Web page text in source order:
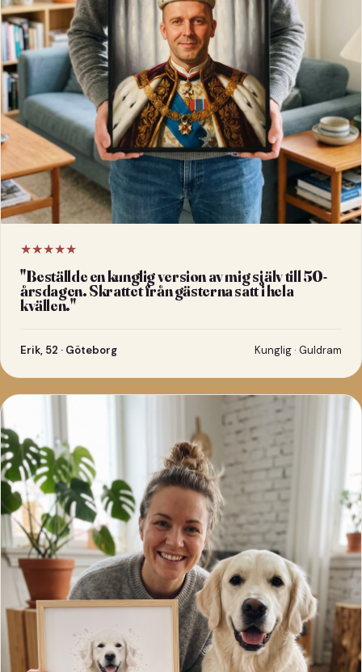
★★★★★
"Beställde en kunglig version av mig själv till 50-
årsdagen. Skrattet från gästerna satt i hela
kvällen."
Erik, 52 · Göteborg Kunglig · Guldram